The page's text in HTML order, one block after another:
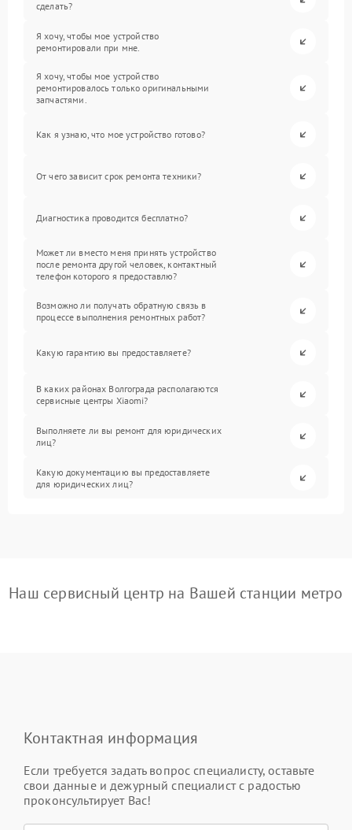
сделать?
Я хочу, чтобы мое устройство
ремонтировали при мне.
Я хочу, чтобы мое устройство
ремонтировалось только оригинальными
запчастями.
Как я узнаю, что мое устройство готово?
От чего зависит срок ремонта техники?
Диагностика проводится бесплатно?
Может ли вместо меня принять устройство
после ремонта другой человек, контактный
телефон которого я предоставлю?
Возможно ли получать обратную связь в
процессе выполнения ремонтных работ?
Какую гарантию вы предоставляете?
В каких районах Волгограда располагаются
сервисные центры Xiaomi?
Выполняете ли вы ремонт для юридических
лиц?
Какую документацию вы предоставляете
для юридических лиц?
Наш сервисный центр на Вашей станции метро
Контактная информация
Если требуется задать вопрос специалисту, оставьте
свои данные и дежурный специалист с радостью
проконсультирует Вас!